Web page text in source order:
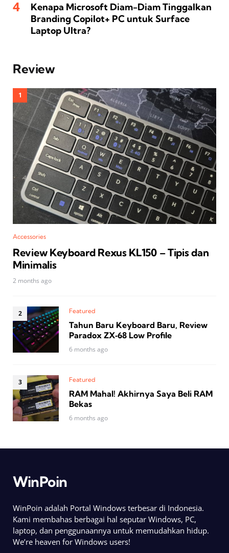
Kenapa Microsoft Diam-Diam Tinggalkan
Branding Copilot+ PC untuk Surface
Laptop Ultra?
Review
Accessories
Review Keyboard Rexus KL150 – Tipis dan
Minimalis
2 months ago
Featured
Tahun Baru Keyboard Baru, Review
Paradox ZX‑68 Low Profile
6 months ago
Featured
RAM Mahal! Akhirnya Saya Beli RAM
Bekas
6 months ago
WinPoin
WinPoin adalah Portal Windows terbesar di Indonesia.
Kami membahas berbagai hal seputar Windows, PC,
laptop, dan penggunaannya untuk memudahkan hidup.
We’re heaven for Windows users!